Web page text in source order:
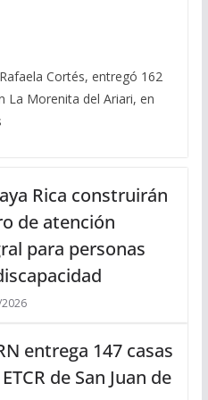
Cortés, entregó 162
La Morenita del Ariari, en
Rica construirán
de atención
para personas
entrega 147 casas
de San Juan de